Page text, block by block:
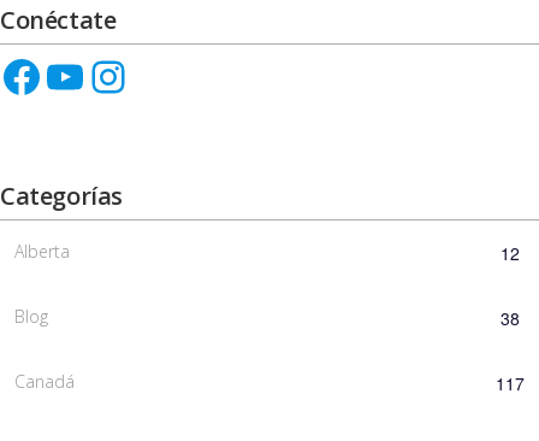
Conéctate
Categorías
Alberta 12
Blog 38
Canadá 117